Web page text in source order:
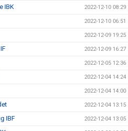
IBK 2022-12-10 08:29
2022-12-10 06:51
2022-12-09 19:25
2022-12-09 16:27
2022-12-05 12:36
2022-12-04 14:24
2022-12-04 14:00
2022-12-04 13:15
IBF 2022-12-04 13:05